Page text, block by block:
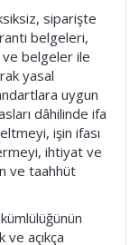
siparişte
belgeleri,
ve belgeler ile
yasal
uygun
dâhilinde ifa
işin ifası
ihtiyat ve
ve taahhüt
ve açıkça